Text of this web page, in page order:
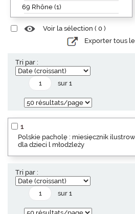
69 Rhône (1)
Voir la sélection ( 0 )
Exporter tous
Tri par :
sur 1
1
Polskie pacholę : miesięcznik
dla dzieci l młodzleży
Tri par :
sur 1